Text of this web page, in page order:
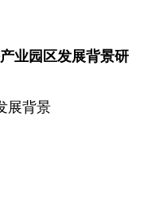
业园区发展背景研
展背景